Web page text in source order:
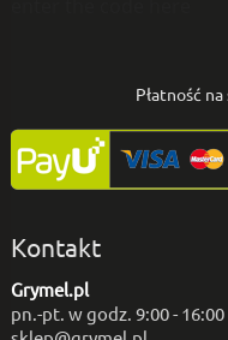
Płatność
Kontakt
Grymel.pl
pn.-pt. w godz. 9:00 - 16:00